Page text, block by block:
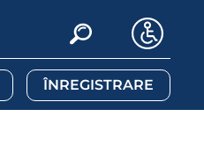
ÎNREGISTRARE